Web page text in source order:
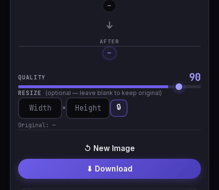
—
AFTER
Processing…
—
QUALITY 90
RESIZE (optional — leave blank to keep original)
× 🔒
Original: —
⬇ Download
↺ New Image